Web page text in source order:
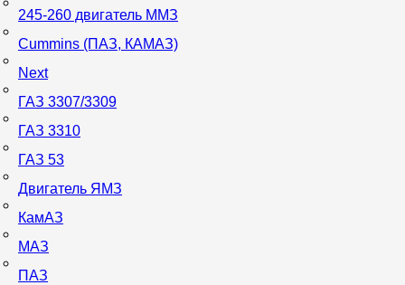
245-260 двигатель ММЗ
Cummins (ПАЗ, КАМАЗ)
Next
ГАЗ 3307/3309
ГАЗ 3310
ГАЗ 53
Двигатель ЯМЗ
КамАЗ
МАЗ
ПАЗ